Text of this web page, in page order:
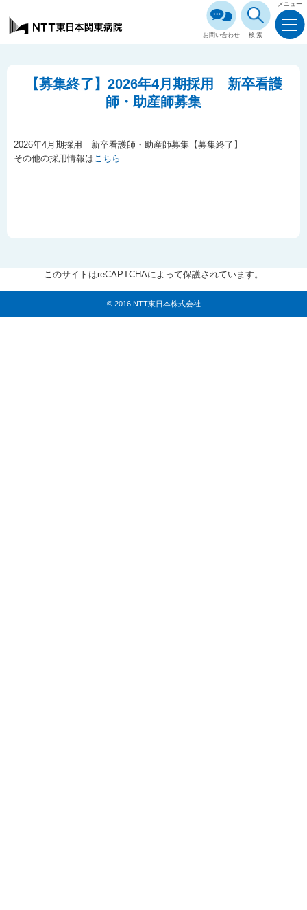
お問い合わせ 検索
メニュー
【募集終了】2026年4月期採用 新卒看護
師・助産師募集
2026年4月期採用 新卒看護師・助産師募集【募集終了】
その他の採用情報はこちら
このサイトはreCAPTCHAによって保護されています。
© 2016 NTT東日本株式会社